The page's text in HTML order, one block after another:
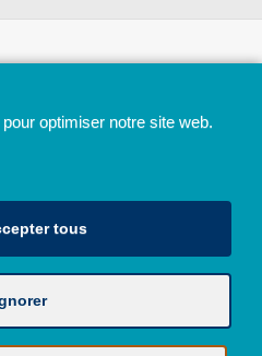
la Province de Liège
réservés - JazzMania
optimiser notre site web.
tous